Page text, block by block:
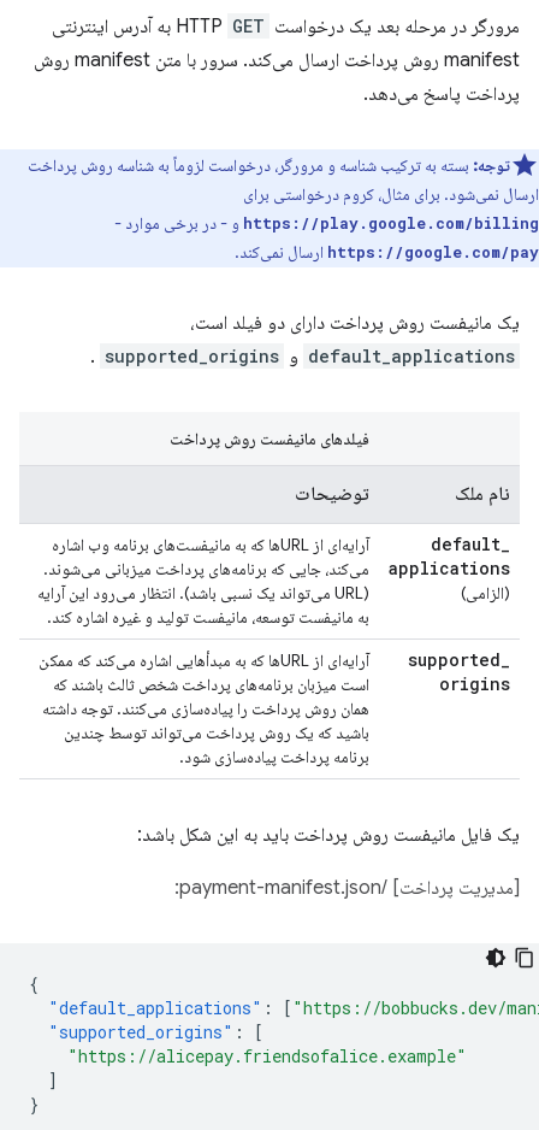
مرورگر در مرحله بعد یک درخواست HTTP GET
به آدرس اینترنتی
manifest روش پرداخت ارسال می‌کند. سرور با متن manifest روش
پرداخت پاسخ می‌دهد.
توجه: بسته به ترکیب شناسه و مرورگر، درخواست لزوماً به شناسه روش پرداخت
ارسال نمی‌شود. برای مثال، کروم درخواستی برای
https://play.google.com/billing و - در برخی موارد -
https://google.com/pay ارسال نمی‌کند.
یک مانیفست روش پرداخت دارای دو فیلد است،
default_applications و supported_origins
.
نام ملک توضیحات
default_
applications
(الزامی)
آرایه‌ای از URLها که به مانیفست‌های برنامه وب اشاره
می‌کند، جایی که برنامه‌های پرداخت میزبانی می‌شوند.
(URL می‌تواند یک نسبی باشد). انتظار می‌رود این آرایه
به مانیفست توسعه، مانیفست تولید و غیره اشاره کند.
supported_
origins
آرایه‌ای از URLها که به مبدأهایی اشاره می‌کند که ممکن
است میزبان برنامه‌های پرداخت شخص ثالث باشند که
همان روش پرداخت را پیاده‌سازی می‌کنند. توجه داشته
باشید که یک روش پرداخت می‌تواند توسط چندین
برنامه پرداخت پیاده‌سازی شود.
فیلدهای مانیفست روش پرداخت
یک فایل مانیفست روش پرداخت باید به این شکل باشد:
[مدیریت پرداخت] /payment-manifest.json:
{
"default_applications" : [ "https://bobbucks.dev/
"supported_origins" :
[
"https://alicepay.friendsofalice.example"
]
}